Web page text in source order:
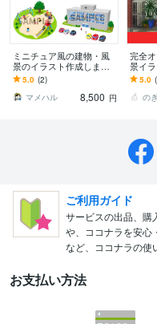
ミニチュア風の建物・風
景のイラスト作成します
街並みや日常を、ジオラ
マのように可愛く切り取
ります
5.0 (2)
マメハル
8,500 円
完全
景イラ
ubeな
サム
5.0
ご利用ガイド
サービスの出品、購
や、ココナラを安心
など、ココナラの使
お支払い方法